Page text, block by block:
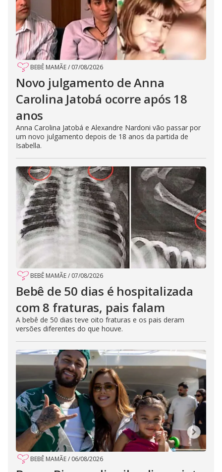
BEBÊ MAMÃE/ 07/08/2026
Novo julgamento de Anna
Carolina Jatobá ocorre após 18
anos
Anna Carolina Jatobá e Alexandre Nardoni vão passar por
um novo julgamento depois de 18 anos da partida de
Isabella.
BEBÊ MAMÃE/ 07/08/2026
Bebê de 50 dias é hospitalizada
com 8 fraturas, pais falam
A bebê de 50 dias teve oito fraturas e os pais deram
versões diferentes do que houve.
BEBÊ MAMÃE/ 06/08/2026